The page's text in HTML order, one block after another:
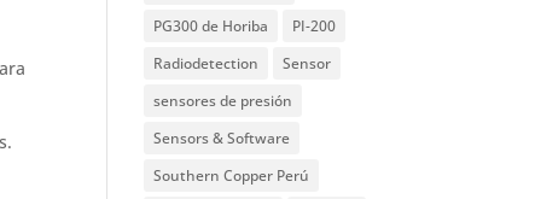
PG300 de Horiba
PI-200
Radiodetection
Sensor
sensores de presión
Sensors & Software
Southern Copper Perú